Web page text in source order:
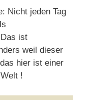
Nicht jeden Tag
ist
weil dieser
hier ist einer
!